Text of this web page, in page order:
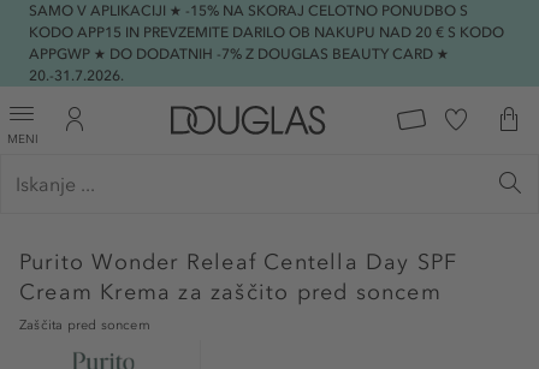
SAMO V APLIKACIJI ★ -15% NA SKORAJ CELOTNO PONUDBO S
KODO APP15 IN PREVZEMITE DARILO OB NAKUPU NAD 20 € S KODO
APPGWP ★ DO DODATNIH -7% Z DOUGLAS BEAUTY CARD ★
20.-31.7.2026.
MENI
PuritoWonder Releaf Centella Day SPF
Cream Krema za zaščito pred soncem
Zaščita pred soncem